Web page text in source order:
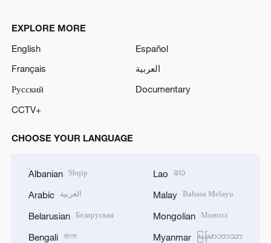
EXPLORE MORE
English
Español
Français
العربية
Русский
Documentary
CCTV+
CHOOSE YOUR LANGUAGE
Albanian Shqip
Arabic العربية
Belarusian Беларуская
Bengali বাংলা
Lao ລາວ
Malay Bahasa Melayu
Mongolian Монгол
Myanmar မြန်မာဘာသာ